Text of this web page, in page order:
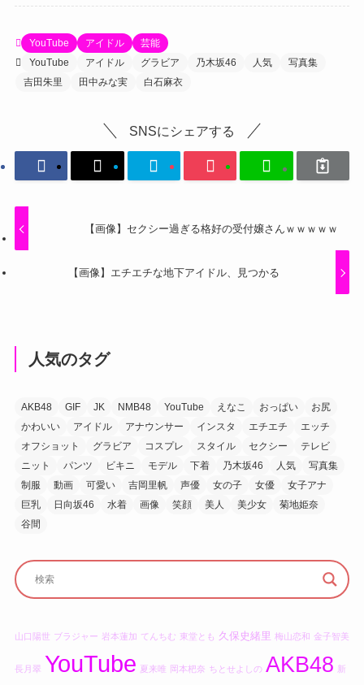
YouTube アイドル
芸能
YouTube
アイドル グラビア 乃木坂46 人気
写真集
吉田朱里
田中みな実 白石麻衣
SNSにシェアする
【画像】セクシー過ぎる格好の受付嬢さんｗｗｗｗｗ
【画像】エチエチな地下アイドル、見つかる
人気のタグ
AKB48 GIF JK NMB48 YouTube えなこ おっぱい
お尻
かわいい
アイドル アナウンサー インスタ エチエチ
エッチ
オフショット
グラビア コスプレ スタイル セクシー
テレビ
ニット
パンツ ビキニ モデル 下着 乃木坂46 人気
写真集
制服
動画 可愛い 吉岡里帆 声優 女の子 女優
女子アナ
巨乳
日向坂46 水着 画像 笑顔 美人 美少女
菊地姫奈
谷間
山口陽世 ブラジャー 岩本蓮加 てんちむ 東堂とも 久保史緒里 梅山恋和 金子智美
長月翠 YouTube 夏来唯 岡本杷奈 ちとせよしの AKB48 新